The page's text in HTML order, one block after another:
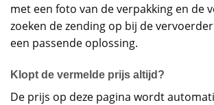
met een foto van de verpakking en de
zoeken de zending op bij de
een passende oplossing.
Klopt de vermelde prijs altijd?
De prijs op deze pagina wordt